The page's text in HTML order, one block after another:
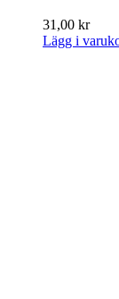
31,00 kr
Lägg i